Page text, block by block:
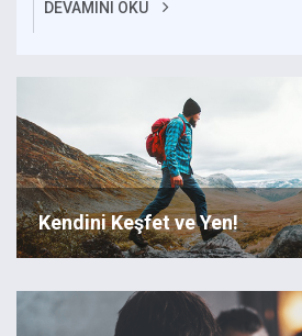
DEVAMINI OKU
Kendini Keşfet ve Yen!